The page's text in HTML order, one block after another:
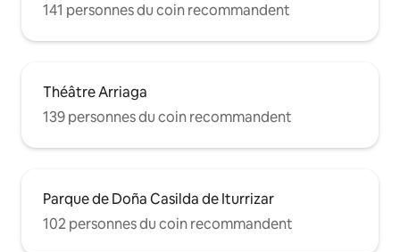
141 personnes du coin recommandent
Théâtre Arriaga
139 personnes du coin recommandent
Parque de Doña Casilda de Iturrizar
102 personnes du coin recommandent